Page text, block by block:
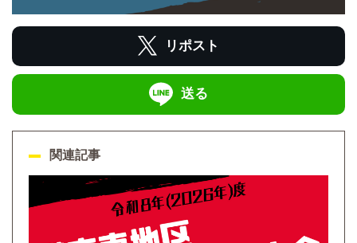
リポスト
送る
関連記事